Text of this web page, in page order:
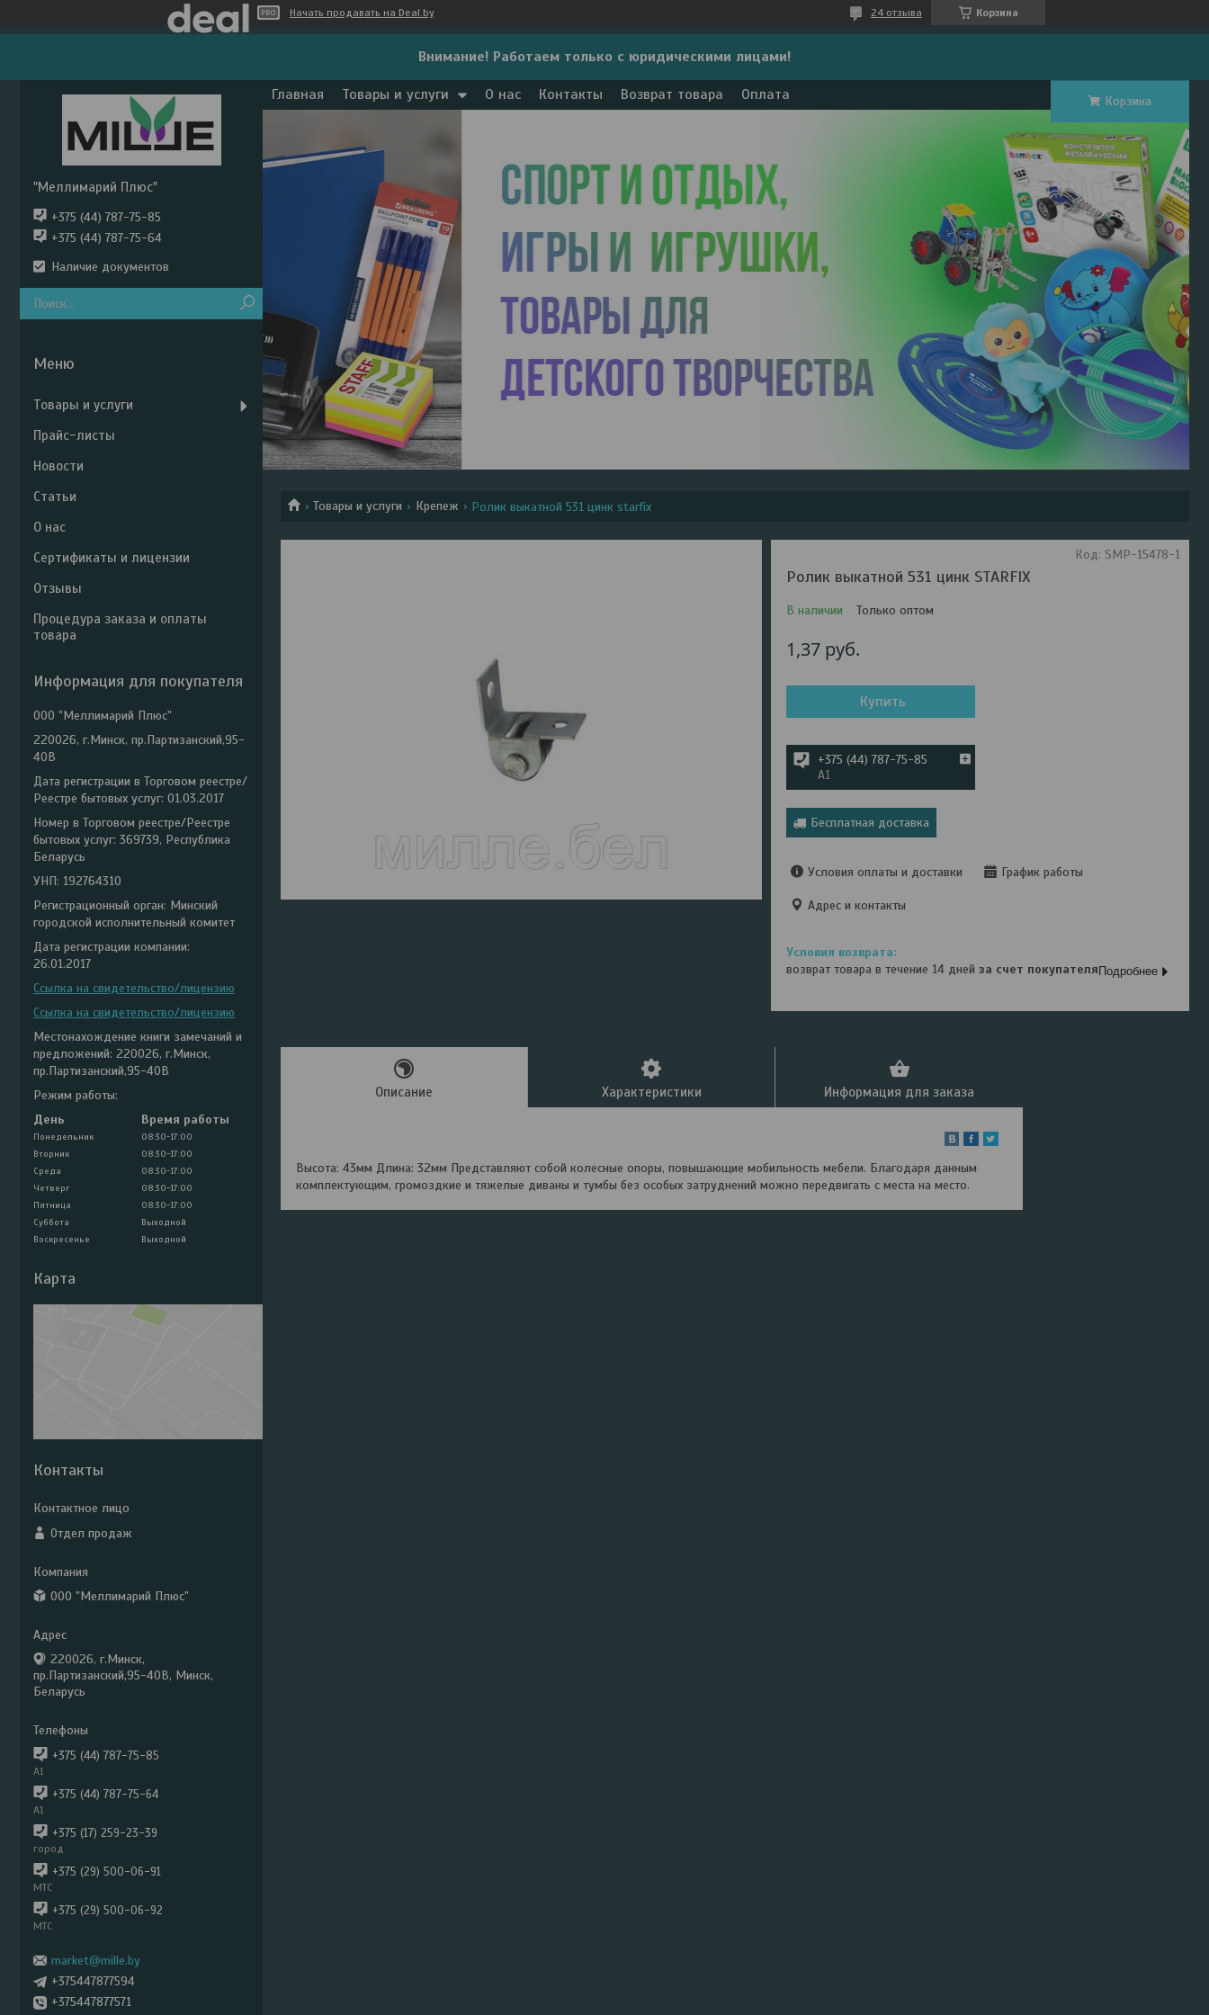
Начать продавать на Deal.by Корзина
24 отзыва
Внимание! Работаем только с юридическими лицами!
Главная Товары и услуги О нас Контакты Возврат товара Оплата Корзина
Товары и услуги Крепеж Ролик выкатной 531 цинк starfix
Ролик выкатной 531 цинк STARFIX
В наличии Только оптом
Код: SMP-15478-1
1,37 руб.
Купить
+375 (44) 787-75-85
А1
Бесплатная доставка
Условия оплаты и доставки График работы
Адрес и контакты
возврат товара в течение 14 днейза счет покупателя Подробнее
Описание Характеристики Информация для заказа
Высота: 43мм Длина: 32мм Представляют собой колесные опоры, повышающие мобильность мебели. Благодаря данным
комплектующим, громоздкие и тяжелые диваны и тумбы без особых затруднений можно передвигать с места на место.
"Меллимарий Плюс"
+375 (44) 787-75-85
+375 (44) 787-75-64
Наличие документов
Товары и услуги
Прайс-листы
Новости
Статьи
О нас
Сертификаты и лицензии
Отзывы
Процедура заказа и оплаты
товара
Информация для покупателя
ООО "Меллимарий Плюс"
220026, г.Минск, пр.Партизанский,95-
40В
Дата регистрации в Торговом реестре/
Реестре бытовых услуг: 01.03.2017
Номер в Торговом реестре/Реестре
бытовых услуг: 369739, Республика
Беларусь
УНП: 192764310
Регистрационный орган: Минский
городской исполнительный комитет
Дата регистрации компании:
26.01.2017
Ссылка на свидетельство/лицензию
Ссылка на свидетельство/лицензию
Местонахождение книги замечаний и
предложений: 220026, г.Минск,
пр.Партизанский,95-40В
Режим работы:
День
Время работы
Понедельник
08:30-17:00
Вторник
08:30-17:00
Среда
08:30-17:00
Четверг
08:30-17:00
Пятница
08:30-17:00
Суббота
Выходной
Воскресенье
Выходной
Карта
Контакты
Отдел продаж
ООО "Меллимарий Плюс"
220026, г.Минск,
пр.Партизанский,95-40В, Минск,
Беларусь
+375 (44) 787-75-85
А1
+375 (44) 787-75-64
А1
+375 (17) 259-23-39
город
+375 (29) 500-06-91
МТС
+375 (29) 500-06-92
МТС
market@mille.by
+375447877594
+375447877571